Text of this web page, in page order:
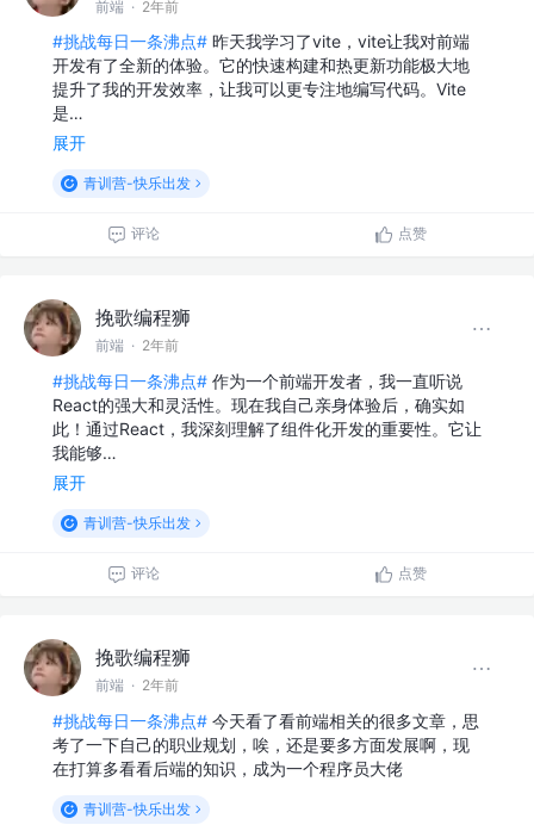
前端 · 2年前
#挑战每日一条沸点# 昨天我学习了vite，vite让我对前端
开发有了全新的体验。它的快速构建和热更新功能极大地
提升了我的开发效率，让我可以更专注地编写代码。Vite
是…
展开
青训营-快乐出发
评论 点赞
挽歌编程狮
前端 · 2年前
#挑战每日一条沸点# 作为一个前端开发者，我一直听说
React的强大和灵活性。现在我自己亲身体验后，确实如
此！通过React，我深刻理解了组件化开发的重要性。它让
我能够…
展开
青训营-快乐出发
评论 点赞
挽歌编程狮
前端 · 2年前
#挑战每日一条沸点# 今天看了看前端相关的很多文章，思
考了一下自己的职业规划，唉，还是要多方面发展啊，现
在打算多看看后端的知识，成为一个程序员大佬
青训营-快乐出发